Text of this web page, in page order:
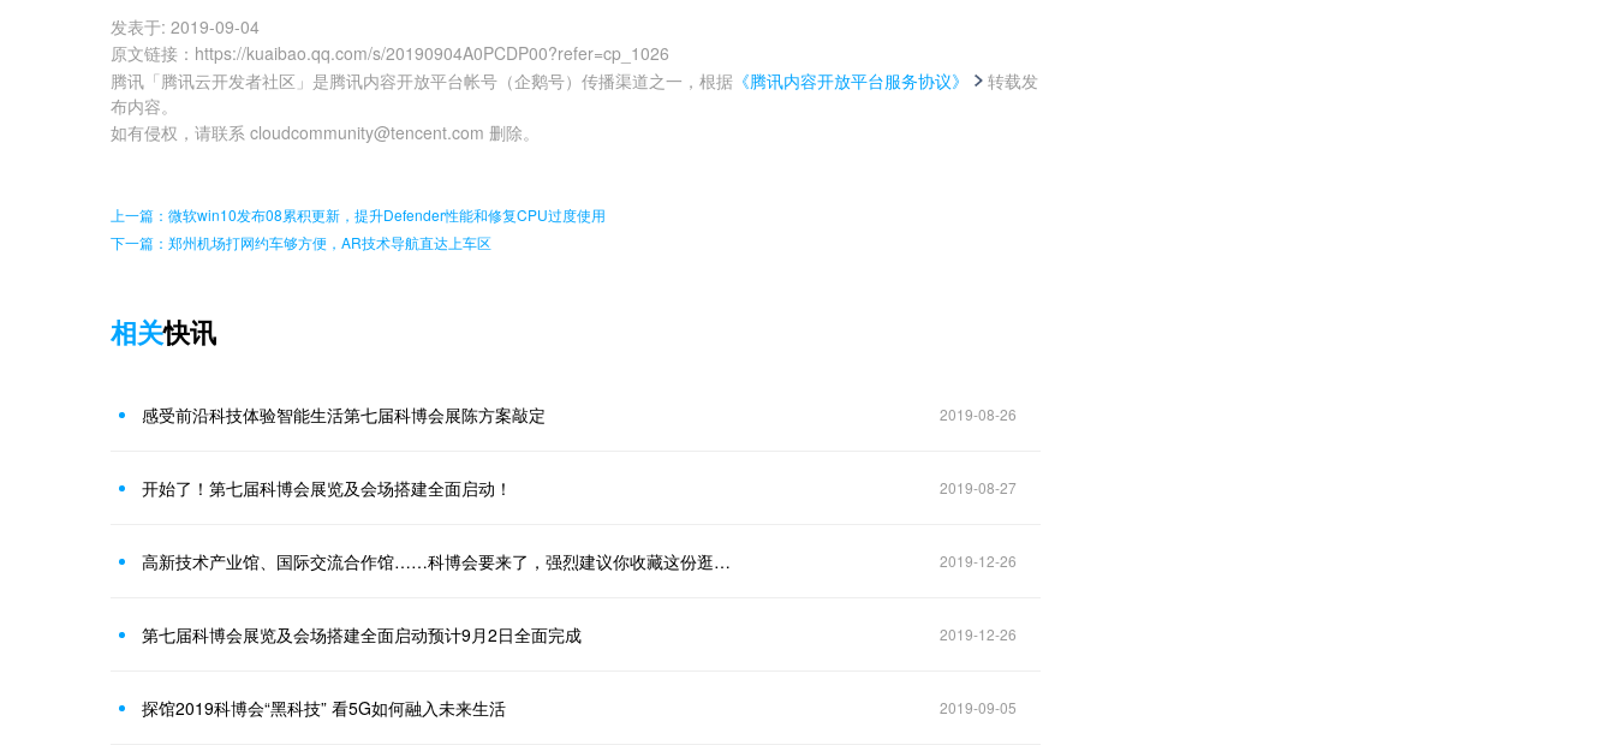
发表于: 2019-09-04
原文链接 ： https://kuaibao.qq.com/s/20190904A0PCDP00?refer=cp_1026
腾讯「腾讯云开发者社区」是腾讯内容开放平台帐号（企鹅号）传播渠道之一，根据 《腾讯内容开放平台服务协议》
转载发
布内容。
如有侵权，请联系 cloudcommunity@tencent.com 删除。
上一篇：微软win10发布08累积更新，提升Defender性能和修复CPU过度使用
下一篇：郑州机场打网约车够方便，AR技术导航直达上车区
相关快讯
感受前沿科技体验智能生活第七届科博会展陈方案敲定 2019-08-26
开始了！第七届科博会展览及会场搭建全面启动！ 2019-08-27
高新技术产业馆、国际交流合作馆……科博会要来了，强烈建议你收藏这份逛展指南！ 2019-12-26
第七届科博会展览及会场搭建全面启动预计9月2日全面完成 2019-12-26
探馆2019科博会“黑科技” 看5G如何融入未来生活 2019-09-05